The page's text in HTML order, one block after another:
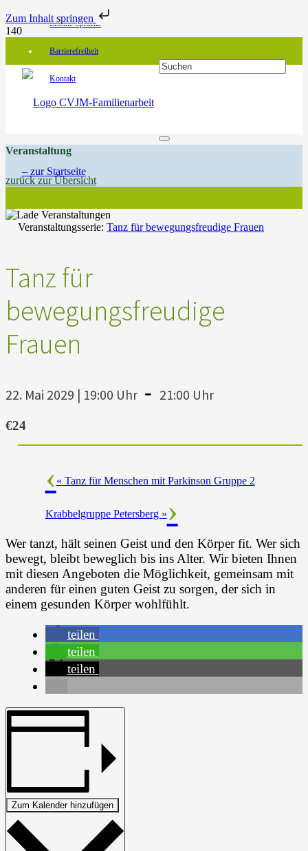
Zum Inhalt springen
Leichte Sprache
Barrierefreiheit
Kontakt
Veranstaltung
zurück zur Übersicht
Veranstaltungsserie: Tanz für bewegungsfreudige Frauen
Tanz für
bewegungsfreudige
Frauen
22. Mai 2029 | 19:00 Uhr - 21:00 Uhr
€24
« Tanz für Menschen mit Parkinson Gruppe 2
Krabbelgruppe Petersberg »
Wer tanzt, hält seinen Geist und den Körper fit. Wer sich
bewegt, bleibt beweglich bis ins Alter. Wir bieten Ihnen
mit diesen Angeboten die Möglichkeit, gemeinsam mit
anderen für einen guten Geist zu sorgen, der sich in
einem gesunden Körper wohlfühlt.
teilen
teilen
teilen
Zum Kalender hinzufügen